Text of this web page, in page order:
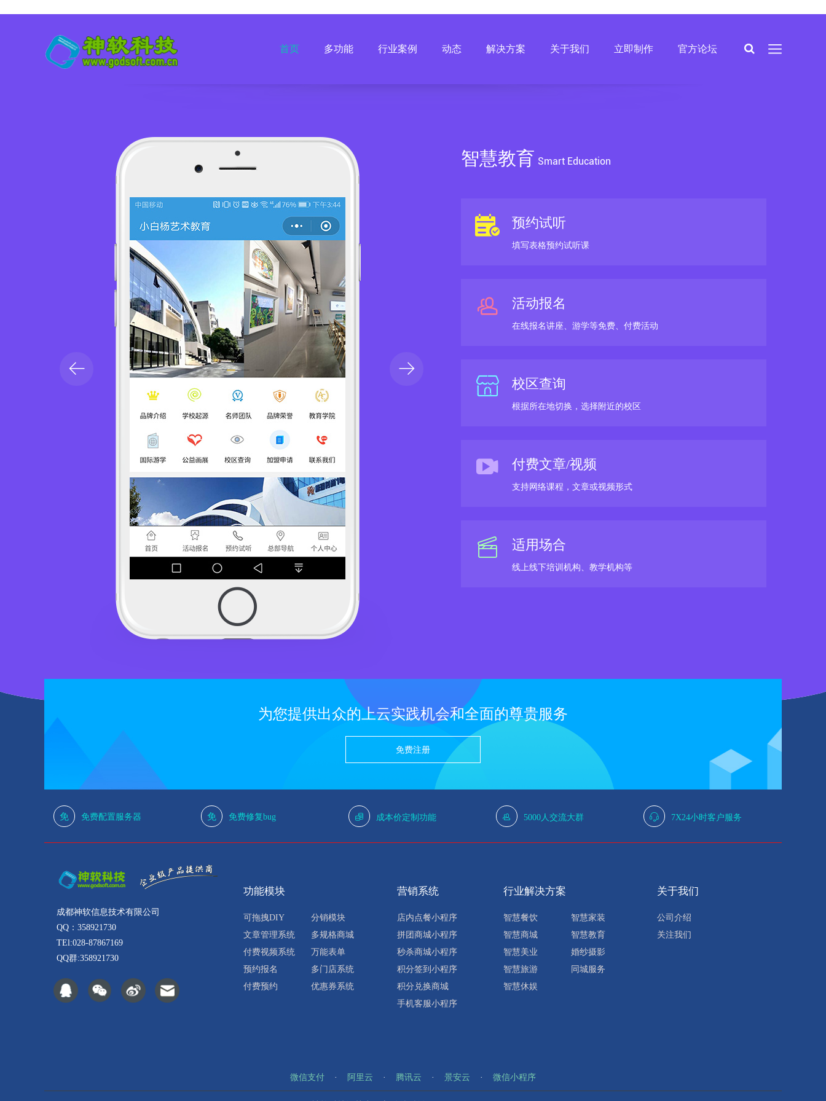
首页 多功能 行业案例 动态 解决方案 关于我们 立即制作 官方论坛
智慧教育 Smart Education
预约试听
填写表格预约试听课
活动报名
在线报名讲座、游学等免费、付费活动
校区查询
根据所在地切换，选择附近的校区
付费文章/视频
支持网络课程，文章或视频形式
适用场合
线上线下培训机构、教学机构等
为您提供出众的上云实践机会和全面的尊贵服务
免费注册
免 免费配置服务器 免 免费修复bug 成本价定制功能 5000人交流大群 7X24小时客户服务
成都神软信息技术有限公司
QQ：358921730
TEl:028-87867169
QQ群:358921730
功能模块
可拖拽DIY
分销模块
文章管理系统
多规格商城
付费视频系统
万能表单
预约报名
多门店系统
付费预约
优惠券系统
营销系统
店内点餐小程序
拼团商城小程序
秒杀商城小程序
积分签到小程序
积分兑换商城
手机客服小程序
行业解决方案
智慧餐饮
智慧家装
智慧商城
智慧教育
智慧美业
婚纱摄影
智慧旅游
同城服务
智慧休娱
关于我们
公司介绍
关注我们
微信支付 · 阿里云 · 腾讯云 · 景安云 · 微信小程序